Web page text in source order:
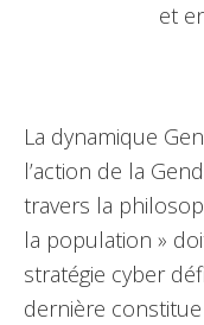
et
La dynamique
l’action de la
travers la
la population »
stratégie cyber
dernière